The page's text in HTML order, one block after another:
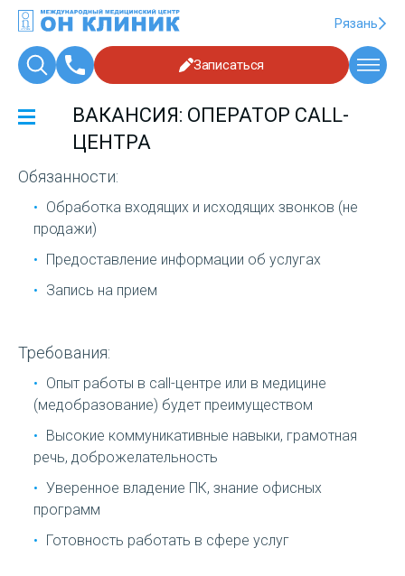
Рязань
Записаться
ВАКАНСИЯ: ОПЕРАТОР CALL-
ЦЕНТРА
Обязанности:
Обработка входящих и исходящих звонков (не
продажи)
Предоставление информации об услугах
Запись на прием
Требования:
Опыт работы в call-центре или в медицине
(медобразование) будет преимуществом
Высокие коммуникативные навыки, грамотная
речь, доброжелательность
Уверенное владение ПК, знание офисных
программ
Готовность работать в сфере услуг